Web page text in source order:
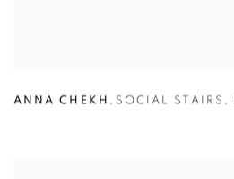
ANNA CHEKH , SOCIAL STAIRS ,